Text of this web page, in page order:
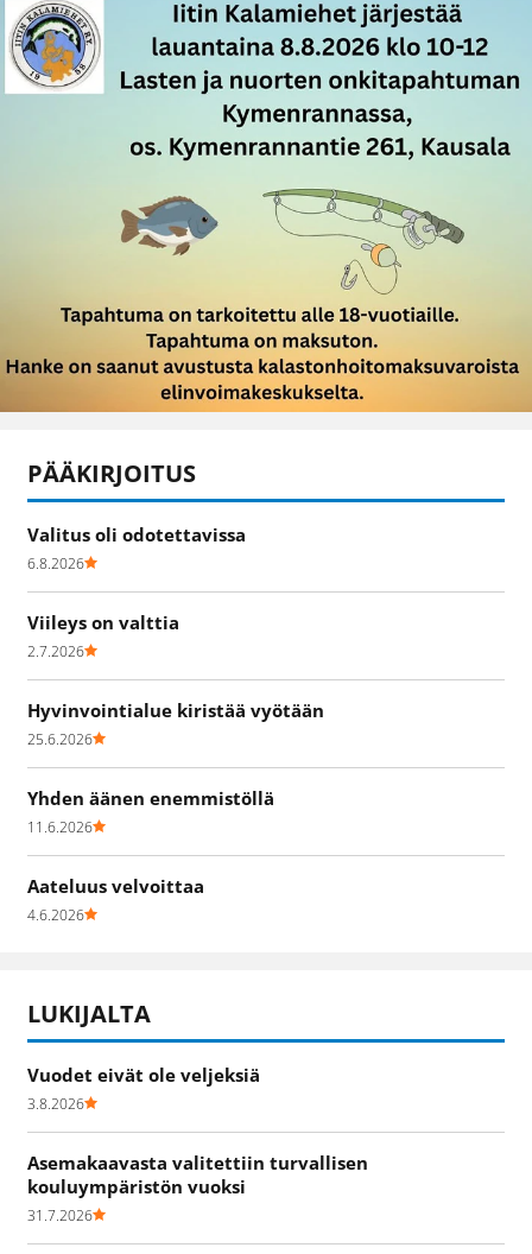
PÄÄKIRJOITUS
Valitus oli odotettavissa
6.8.2026
Viileys on valttia
2.7.2026
Hyvinvointialue kiristää vyötään
25.6.2026
Yhden äänen enemmistöllä
11.6.2026
Aateluus velvoittaa
4.6.2026
LUKIJALTA
Vuodet eivät ole veljeksiä
3.8.2026
Asemakaavasta valitettiin turvallisen
kouluympäristön vuoksi
31.7.2026